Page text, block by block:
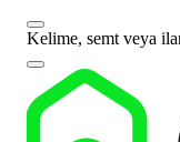
Kelime, semt veya